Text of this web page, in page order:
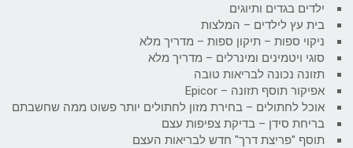
ילדים בגדים ותיוגים
בית עץ לילדים – המלצות
ניקוי ספות – תיקון ספות – מדריך מלא
סוגי ויטמינים ומינרלים – מדריך מלא
תזונה נכונה לבריאות טובה
אפיקור תוסף תזונה – Epicor
אוכל לחתולים – בחירת מזון לחתולים יותר פשוט ממה שחשבתם
בריחת סידן – בדיקת צפיפות עצם
תוסף "פריצת דרך" חדש לבריאות העצם